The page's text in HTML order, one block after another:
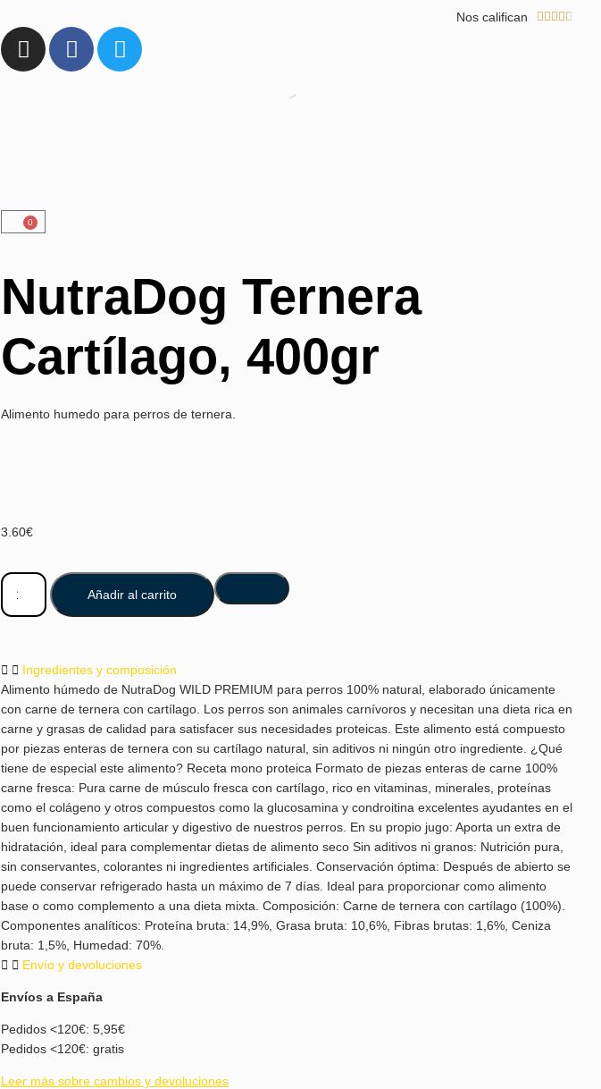
Nos califican     
0
NutraDog Ternera
Cartílago, 400gr
Alimento humedo para perros de ternera.
3.60€
Añadir al carrito
Ingredientes y composición
Alimento húmedo de NutraDog WILD PREMIUM para perros 100% natural, elaborado únicamente
con carne de ternera con cartílago. Los perros son animales carnívoros y necesitan una dieta rica en
carne y grasas de calidad para satisfacer sus necesidades proteicas. Este alimento está compuesto
por piezas enteras de ternera con su cartílago natural, sin aditivos ni ningún otro ingrediente. ¿Qué
tiene de especial este alimento? Receta mono proteica Formato de piezas enteras de carne 100%
carne fresca: Pura carne de músculo fresca con cartílago, rico en vitaminas, minerales, proteínas
como el colágeno y otros compuestos como la glucosamina y condroitina excelentes ayudantes en el
buen funcionamiento articular y digestivo de nuestros perros. En su propio jugo: Aporta un extra de
hidratación, ideal para complementar dietas de alimento seco Sin aditivos ni granos: Nutrición pura,
sin conservantes, colorantes ni ingredientes artificiales. Conservación óptima: Después de abierto se
puede conservar refrigerado hasta un máximo de 7 días. Ideal para proporcionar como alimento
base o como complemento a una dieta mixta. Composición: Carne de ternera con cartílago (100%).
Componentes analíticos: Proteína bruta: 14,9%, Grasa bruta: 10,6%, Fibras brutas: 1,6%, Ceniza
bruta: 1,5%, Humedad: 70%.
Envío y devoluciones
Envíos a España
Pedidos <120€: 5,95€
Pedidos <120€: gratis
Leer más sobre cambios y devoluciones